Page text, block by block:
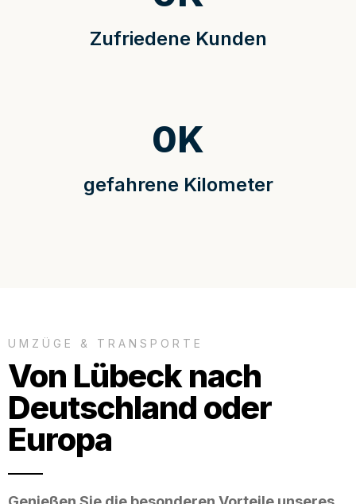
Zufriedene Kunden
gefahrene Kilometer
0K
UMZÜGE & TRANSPORTE
Von Lübeck nach
Deutschland oder
Europa